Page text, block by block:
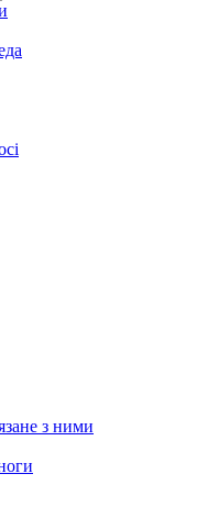
з ними